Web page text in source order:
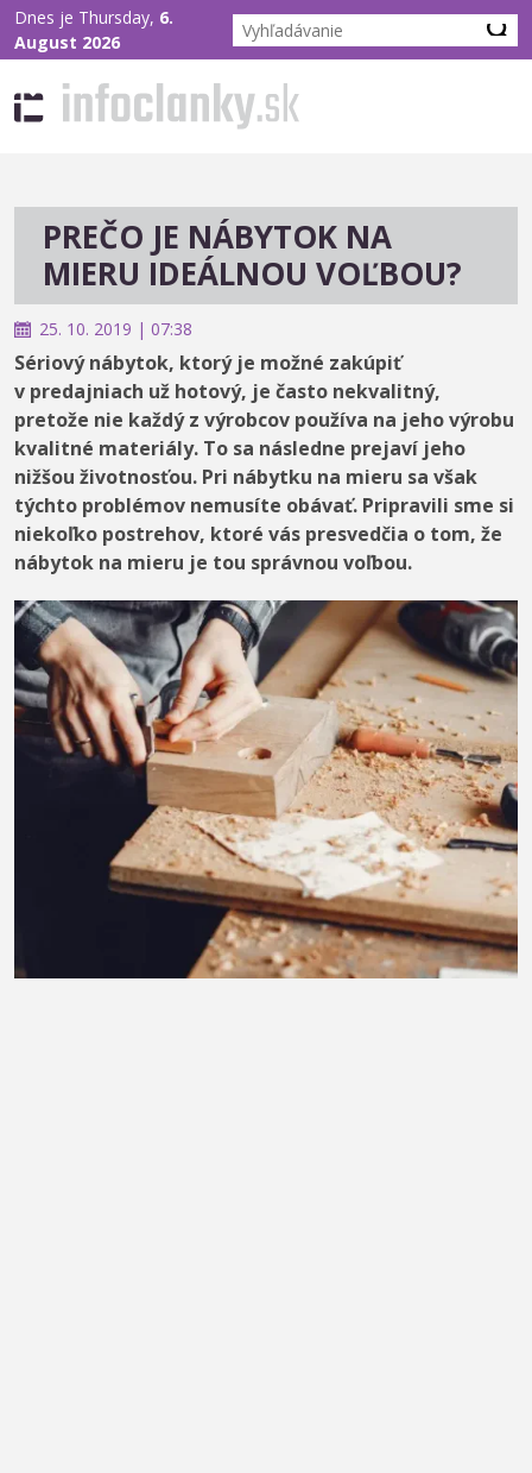
Dnes je Thursday, 6.
August 2026
PREČO JE NÁBYTOK NA
MIERU IDEÁLNOU VOĽBOU?
25. 10. 2019 | 07:38
Sériový nábytok, ktorý je možné zakúpiť
v predajniach už hotový, je často nekvalitný,
pretože nie každý z výrobcov používa na jeho výrobu
kvalitné materiály. To sa následne prejaví jeho
nižšou životnosťou. Pri nábytku na mieru sa však
týchto problémov nemusíte obávať. Pripravili sme si
niekoľko postrehov, ktoré vás presvedčia o tom, že
nábytok na mieru je tou správnou voľbou.